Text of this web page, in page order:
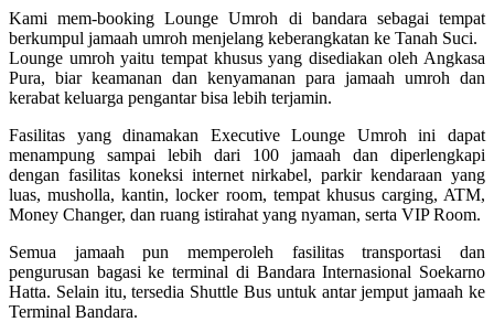
Kami mem-booking Lounge Umroh di bandara sebagai tempat
berkumpul jamaah umroh menjelang keberangkatan ke Tanah Suci.
Lounge umroh yaitu tempat khusus yang disediakan oleh Angkasa
Pura, biar keamanan dan kenyamanan para jamaah umroh dan
kerabat keluarga pengantar bisa lebih terjamin.
Fasilitas yang dinamakan Executive Lounge Umroh ini dapat
menampung sampai lebih dari 100 jamaah dan diperlengkapi
dengan fasilitas koneksi internet nirkabel, parkir kendaraan yang
luas, musholla, kantin, locker room, tempat khusus carging, ATM,
Money Changer, dan ruang istirahat yang nyaman, serta VIP Room.
Semua jamaah pun memperoleh fasilitas transportasi dan
pengurusan bagasi ke terminal di Bandara Internasional Soekarno
Hatta. Selain itu, tersedia Shuttle Bus untuk antar jemput jamaah ke
Terminal Bandara.